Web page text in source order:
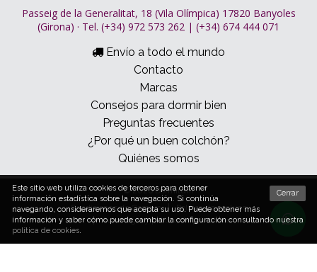
Passeig de la Generalitat, 18 (Vila Olímpica) 17820 Banyoles
(Girona) · Tel. (+34) 972 573 262 | (+34) 674 444 071
Envío a todo el mundo
Contacto
Marcas
Consejos para dormir bien
Preguntas frecuentes
¿Por qué un buen colchón?
Quiénes somos
© 2026 Dormitum
Condiciones de Compra
Política de cookies
Aviso legal y política de privacidad
Cerrar
Este sitio web utiliza cookies de terceros para obtener
información estadística sobre la navegación. Si continúa
navegando, consideraremos que acepta su uso. Puede obtener más
información y saber cómo puede cambiar la configuración consultando nuestra
política de cookies.